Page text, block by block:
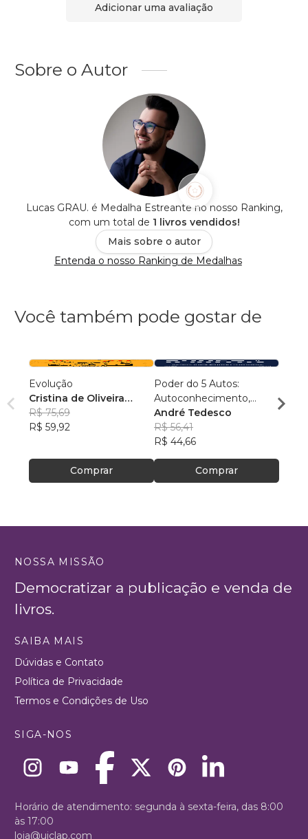
Adicionar uma avaliação
Sobre o Autor
Lucas GRAU. é Medalha Estreante no nosso Ranking,
com um total de 1 livros vendidos!
Mais sobre o autor
Entenda o nosso Ranking de Medalhas
Você também pode gostar de
Evolução
Cristina de Oliveira
Leopoldino Rodrigues
R$ 75,69
R$ 59,92
Comprar
Poder do 5 Autos:
Autoconhecimento,
Autocontrole,
Autoestima,
Autoconfiança e
Autoperformance
André Tedesco
R$ 56,41
R$ 44,66
Comprar
R$
NOSSA MISSÃO
Democratizar a publicação e venda de
livros.
SAIBA MAIS
Dúvidas e Contato
Política de Privacidade
Termos e Condições de Uso
SIGA-NOS
Horário de atendimento: segunda à sexta-feira, das 8:00
às 17:00
loja@uiclap.com